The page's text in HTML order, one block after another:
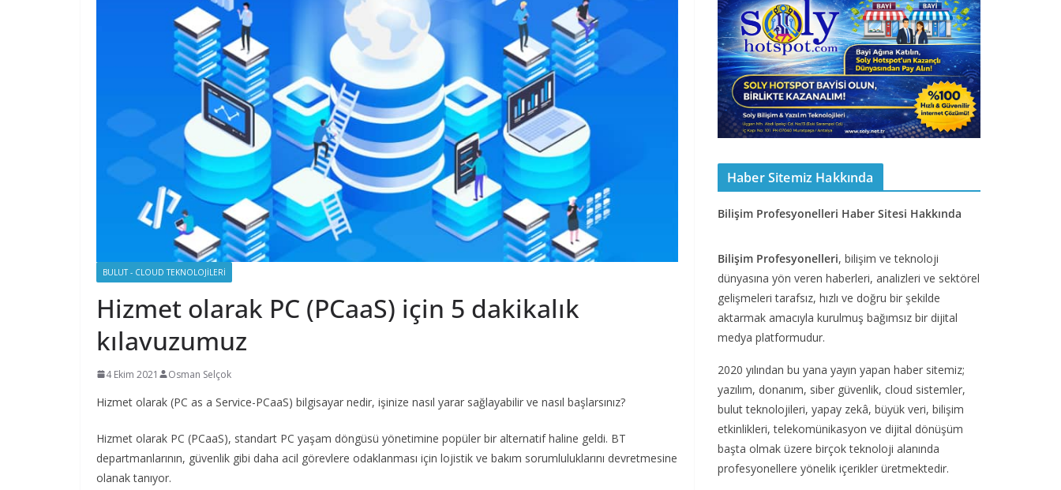
BULUT - CLOUD TEKNOLOJILERI
Hizmet olarak PC (PCaaS) için 5 dakikalık
kılavuzumuz
4 Ekim 2021 Osman Selçok
Hizmet olarak (PC as a Service-PCaaS) bilgisayar nedir, işinize nasıl yarar sağlayabilir ve nasıl başlarsınız?
Hizmet olarak PC (PCaaS), standart PC yaşam döngüsü yönetimine popüler bir alternatif haline geldi. BT
departmanlarının, güvenlik gibi daha acil görevlere odaklanması için lojistik ve bakım sorumluluklarını devretmesine
olanak tanıyor.
Haber Sitemiz Hakkında
Bilişim Profesyonelleri Haber Sitesi Hakkında
Bilişim Profesyonelleri, bilişim ve teknoloji
dünyasına yön veren haberleri, analizleri ve sektörel
gelişmeleri tarafsız, hızlı ve doğru bir şekilde
aktarmak amacıyla kurulmuş bağımsız bir dijital
medya platformudur.
2020 yılından bu yana yayın yapan haber sitemiz;
yazılım, donanım, siber güvenlik, cloud sistemler,
bulut teknolojileri, yapay zekâ, büyük veri, bilişim
etkinlikleri, telekomünikasyon ve dijital dönüşüm
başta olmak üzere birçok teknoloji alanında
profesyonellere yönelik içerikler üretmektedir.